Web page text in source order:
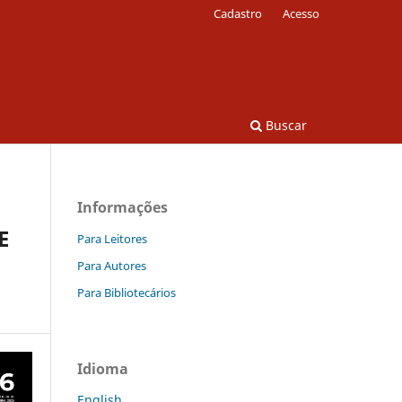
Buscar
Cadastro Acesso
Informações
Para Leitores
Para Autores
Para Bibliotecários
Idioma